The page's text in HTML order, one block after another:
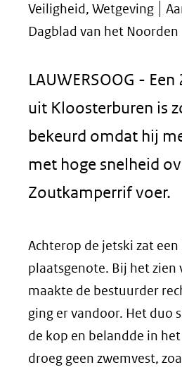
Veiligheid, Wetgeving
Dagblad van het Noorden
LAUWERSOOG -
uit Kloosterburen is
bekeurd omdat hij
met hoge snelheid
Zoutkamperrif voer.
Achterop de jetski zat
plaatsgenote. Bij het
maakte de bestuurder
ging er vandoor. Het duo
de kop en belandde in
droeg geen zwemvest,